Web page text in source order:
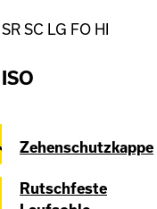
SR SC LG FO HI
Zehenschutzkappe
Rutschfeste